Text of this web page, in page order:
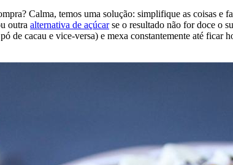
Calma, temos uma solução: simplifique as coisas e
outra alternativa de açúcarse o resultado não for doce o
de cacau e vice-versa) e mexa constantemente até